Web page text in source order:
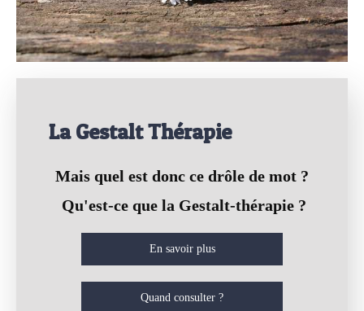
La Gestalt Thérapie
Mais quel est donc ce drôle de mot ?
Qu'est-ce que la Gestalt-thérapie ?
En savoir plus
Quand consulter ?